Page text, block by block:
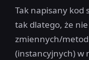
Tak napisany kod
tak dlatego, że
zmiennych/
(instancyjnych) w